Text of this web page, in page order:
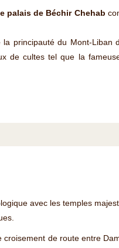
le palais de Béchir Chehab
principauté du Mont-Liban
de cultes tel que la
avec les temples
croisement de route entre